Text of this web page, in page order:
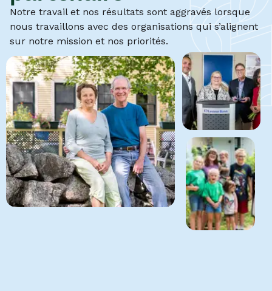
Notre travail et nos résultats sont aggravés lorsque
nous travaillons avec des organisations qui s’alignent
sur notre mission et nos priorités.